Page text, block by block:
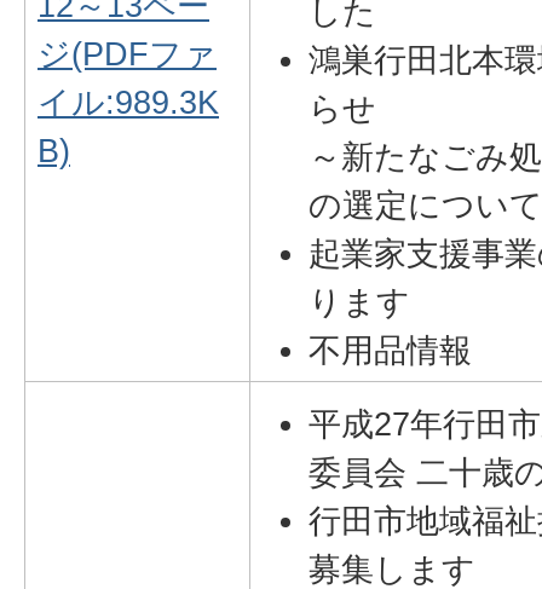
ジ(PDFファ
イル:989.3K
B)
した
鴻巣行田北本
らせ
～新たなごみ
の選定につい
起業家支援事
ります
不用品情報
平成27年行田
委員会 二十歳
行田市地域福
募集します